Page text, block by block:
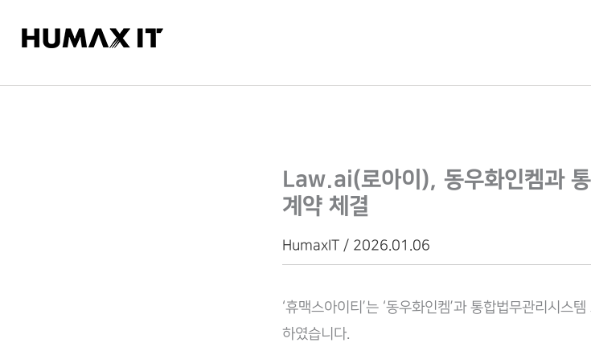
Law.ai(로아이), 동우화인켐과
계약 체결
HumaxIT / 2026.01.06
‘휴맥스아이티’는 ‘동우화인켐’과 통합법무관리시
하였습니다.